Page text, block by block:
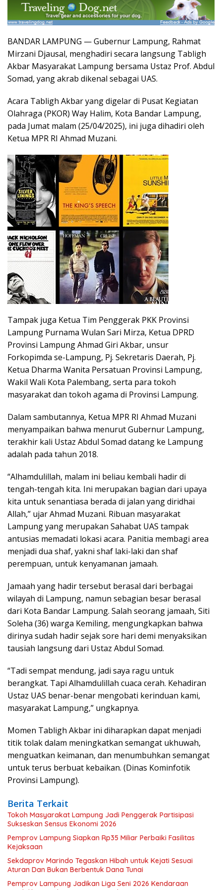
BANDAR LAMPUNG — Gubernur Lampung, Rahmat
Mirzani Djausal, menghadiri secara langsung Tabligh
Akbar Masyarakat Lampung bersama Ustaz Prof. Abdul
Somad, yang akrab dikenal sebagai UAS.
Acara Tabligh Akbar yang digelar di Pusat Kegiatan
Olahraga (PKOR) Way Halim, Kota Bandar Lampung,
pada Jumat malam (25/04/2025), ini juga dihadiri oleh
Ketua MPR RI Ahmad Muzani.
Tampak juga Ketua Tim Penggerak PKK Provinsi
Lampung Purnama Wulan Sari Mirza, Ketua DPRD
Provinsi Lampung Ahmad Giri Akbar, unsur
Forkopimda se-Lampung, Pj. Sekretaris Daerah, Pj.
Ketua Dharma Wanita Persatuan Provinsi Lampung,
Wakil Wali Kota Palembang, serta para tokoh
masyarakat dan tokoh agama di Provinsi Lampung.
Dalam sambutannya, Ketua MPR RI Ahmad Muzani
menyampaikan bahwa menurut Gubernur Lampung,
terakhir kali Ustaz Abdul Somad datang ke Lampung
adalah pada tahun 2018.
“Alhamdulillah, malam ini beliau kembali hadir di
tengah-tengah kita. Ini merupakan bagian dari upaya
kita untuk senantiasa berada di jalan yang diridhai
Allah,” ujar Ahmad Muzani. Ribuan masyarakat
Lampung yang merupakan Sahabat UAS tampak
antusias memadati lokasi acara. Panitia membagi area
menjadi dua shaf, yakni shaf laki-laki dan shaf
perempuan, untuk kenyamanan jamaah.
Jamaah yang hadir tersebut berasal dari berbagai
wilayah di Lampung, namun sebagian besar berasal
dari Kota Bandar Lampung. Salah seorang jamaah, Siti
Soleha (36) warga Kemiling, mengungkapkan bahwa
dirinya sudah hadir sejak sore hari demi menyaksikan
tausiah langsung dari Ustaz Abdul Somad.
“Tadi sempat mendung, jadi saya ragu untuk
berangkat. Tapi Alhamdulillah cuaca cerah. Kehadiran
Ustaz UAS benar-benar mengobati kerinduan kami,
masyarakat Lampung,” ungkapnya.
Momen Tabligh Akbar ini diharapkan dapat menjadi
titik tolak dalam meningkatkan semangat ukhuwah,
menguatkan keimanan, dan menumbuhkan semangat
untuk terus berbuat kebaikan. (Dinas Kominfotik
Provinsi Lampung).
Berita Terkait
Tokoh Masyarakat Lampung Jadi Penggerak Partisipasi
Sukseskan Sensus Ekonomi 2026
Pemprov Lampung Siapkan Rp35 Miliar Perbaiki Fasilitas
Kejaksaan
Sekdaprov Marindo Tegaskan Hibah untuk Kejati Sesuai
Aturan Dan Bukan Berbentuk Dana Tunai
Pemprov Lampung Jadikan Liga Seni 2026 Kendaraan